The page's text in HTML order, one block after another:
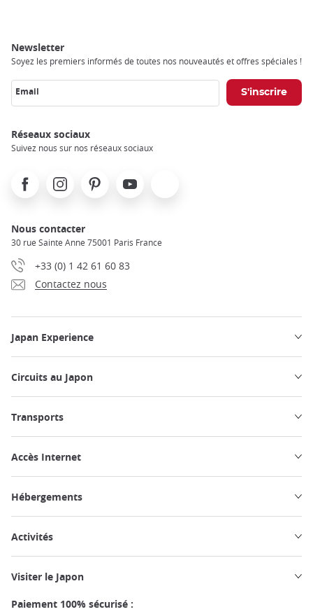
Newsletter
Soyez les premiers informés de toutes nos nouveautés et offres spéciales !
Email
Réseaux sociaux
Suivez nous sur nos réseaux sociaux
FacebookInstagramPinterest Youtube
Nous contacter
30 rue Sainte Anne 75001 Paris France
+33 (0) 1 42 61 60 83
Contactez nous
Japan Experience
Circuits au Japon
Transports
Accès Internet
Hébergements
Activités
Visiter le Japon
Paiement 100% sécurisé :